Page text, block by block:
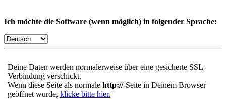
Ich möchte die Software (wenn möglich) in folgender Sprache:
Deine Daten werden normalerweise über eine gesicherte SSL-
Verbindung verschickt.
Wenn diese Seite als normale http://-Seite in Deinem Browser
geöffnet wurde, klicke bitte hier.